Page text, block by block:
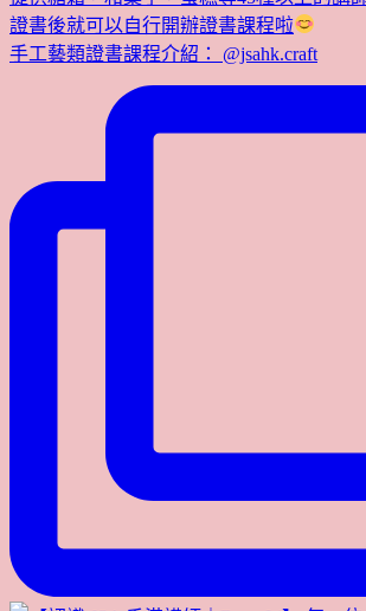
證書後就可以自行開辦證書課程啦
手工藝類證書課程介紹： @jsahk.craft